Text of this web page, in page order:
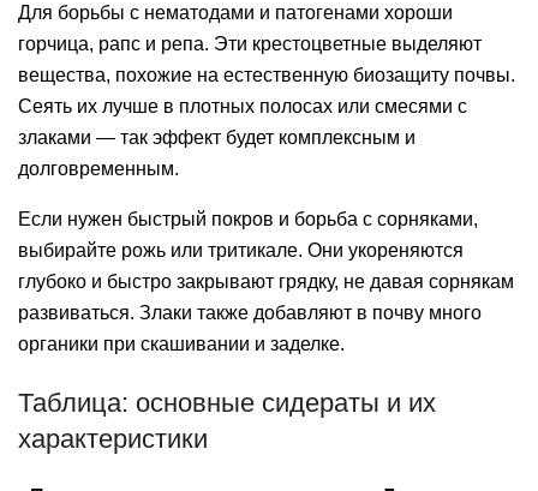
Для борьбы с нематодами и патогенами хороши
горчица, рапс и репа. Эти крестоцветные выделяют
вещества, похожие на естественную биозащиту почвы.
Сеять их лучше в плотных полосах или смесями с
злаками — так эффект будет комплексным и
долговременным.
Если нужен быстрый покров и борьба с сорняками,
выбирайте рожь или тритикале. Они укореняются
глубоко и быстро закрывают грядку, не давая сорнякам
развиваться. Злаки также добавляют в почву много
органики при скашивании и заделке.
Таблица: основные сидераты и их
характеристики